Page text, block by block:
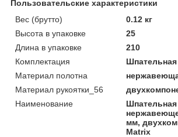
Пользовательские характеристики
Вес (брутто)
0.12 кг
Высота в упаковке
25
Длина в упаковке
210
Комплектация
Материал полотна
Материал рукоятки_56
Наименование
Шпательная
мм,
Matrix